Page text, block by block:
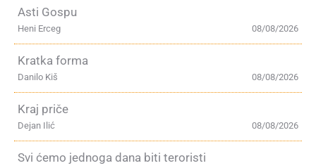
Asti Gospu
08/08/2026
Heni Erceg
Kratka forma
08/08/2026
Danilo Kiš
Kraj priče
08/08/2026
Dejan Ilić
Svi ćemo jednoga dana biti teroristi